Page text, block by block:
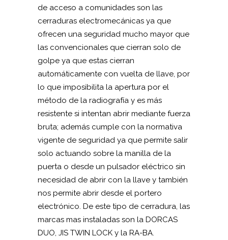
de acceso a comunidades son las
cerraduras electromecánicas ya que
ofrecen una seguridad mucho mayor que
las convencionales que cierran solo de
golpe ya que estas cierran
automáticamente con vuelta de llave, por
lo que imposibilita la apertura por el
método de la radiografía y es más
resistente si intentan abrir mediante fuerza
bruta; además cumple con la normativa
vigente de seguridad ya que permite salir
solo actuando sobre la manilla de la
puerta o desde un pulsador eléctrico sin
necesidad de abrir con la llave y también
nos permite abrir desde el portero
electrónico. De este tipo de cerradura, las
marcas mas instaladas son la DORCAS
DUO, JIS TWIN LOCK y la RA-BA.